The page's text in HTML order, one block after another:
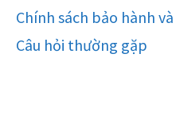
Chính sách bảo hành
Câu hỏi thường gặp